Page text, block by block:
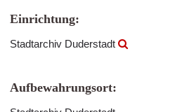
Einrichtung:
Stadtarchiv Duderstadt
Aufbewahrungsort: